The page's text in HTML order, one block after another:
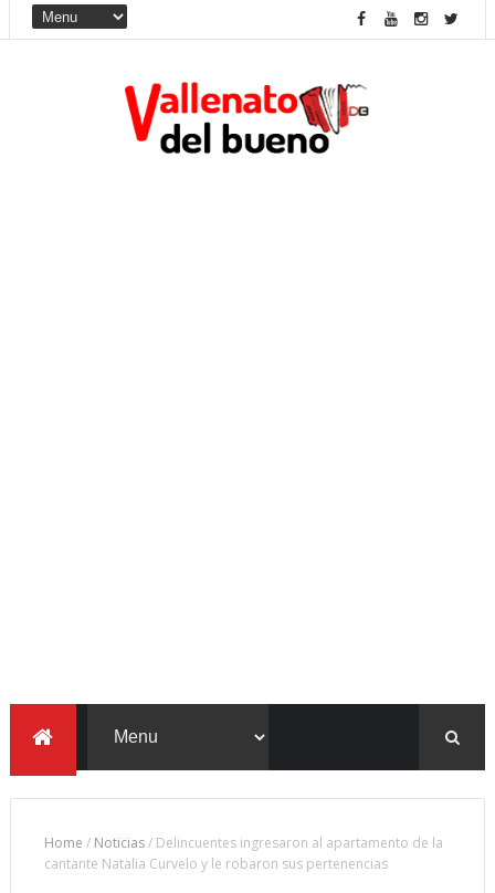
Home / Noticias/ Delincuentes ingresaron al apartamento de la
cantante Natalia Curvelo y le robaron sus pertenencias